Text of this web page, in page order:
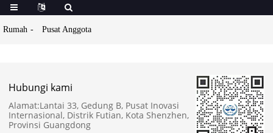
Rumah Pusat Anggota
Hubungi kami
Alamat:Lantai 33, Gedung B, Pusat Inovasi
Internasional, Distrik Futian, Kota Shenzhen,
Provinsi Guangdong